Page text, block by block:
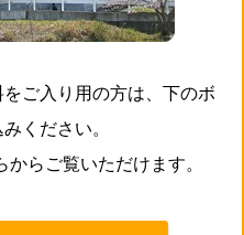
ご入り用の方は、下のボ
ください。
らご覧いただけます。